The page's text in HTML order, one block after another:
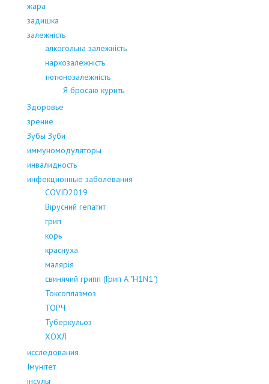
жара
задишка
залежність
алкогольна залежність
наркозалежність
тютюнозалежність
Я бросаю курить
Здоровье
зрение
Зубы Зуби
иммуномодуляторы
инвалидность
инфекционные заболевания
COVID2019
Вірусний гепатит
грип
корь
краснуха
малярія
свинячий грипп (Грип А "H1N1")
Токсоплазмоз
ТОРЧ
Туберкульоз
ХОХЛ
исследования
Імунітет
інсульт